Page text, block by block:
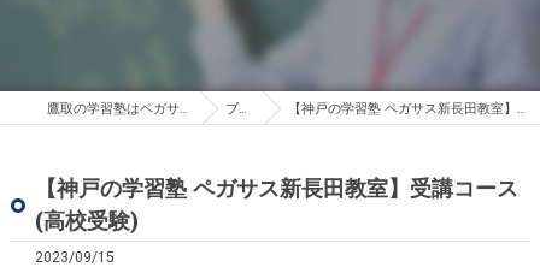
鷹取の学習塾はペガサス新長田教室 ブログ 【神戸の学習塾 ペガサス新長田教室】受講コース(高校受験)
【神戸の学習塾 ペガサス新長田教室】受講コース
(高校受験)
2023/09/15